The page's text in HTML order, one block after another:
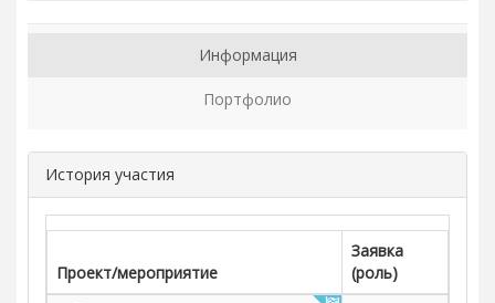
Информация
Портфолио
История участия
Проект/мероприятие
Заявка
(роль)